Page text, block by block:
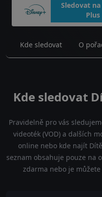
Sledovat
Plus
Kde sledovat O
Kde sledovat
Pravidelně pro vás
videoték (VOD) a dalších
online nebo kde najít
seznam obsahuje pouze na
zdarma nebo je